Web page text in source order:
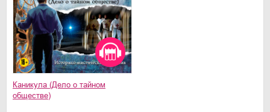
Каникула (Дело о тайном
обществе)